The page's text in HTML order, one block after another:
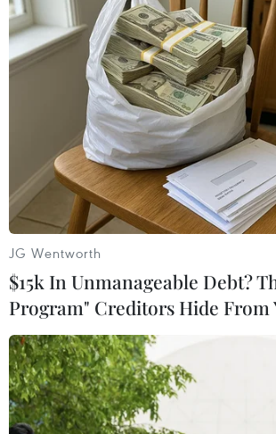
#Khủng bố #Lễ hội
#Nhà nước Hồi
#Đám đông
#Bằng dao Đức
Theo dõi VietnamPlus
TIN LIÊN QUAN
JG Wentworth
$15k In Unmanageable Debt?
Program" Creditors Hide From